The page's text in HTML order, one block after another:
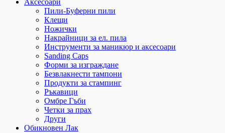
Аксесоари
Пили-Буферни пили
Клещи
Ножички
Накрайници за ел. пила
Инструменти за маникюр и аксесоари
Sanding Caps
Форми за изграждане
Безвлакнести тампони
Продукти за стампинг
Ръкавици
Омбре Гъби
Четки за прах
Други
Обикновен Лак